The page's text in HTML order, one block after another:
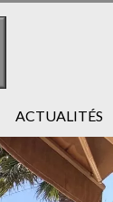
ACTUALITÉS